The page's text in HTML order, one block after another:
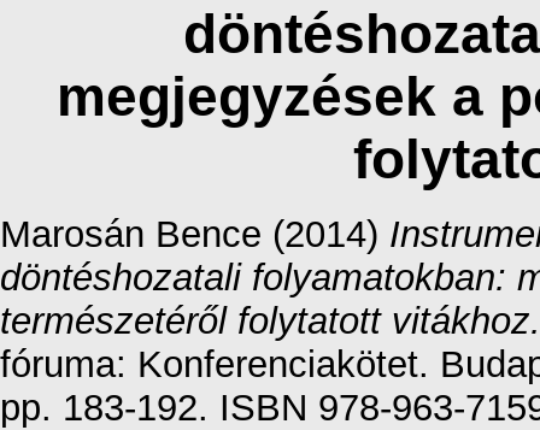
megjegyzések a
Marosán Bence (2014)
döntéshozatali folyamatokban:
természetéről folytatott vitákhoz.
fóruma: Konferenciakötet.
pp. 183-192. ISBN 978-963-